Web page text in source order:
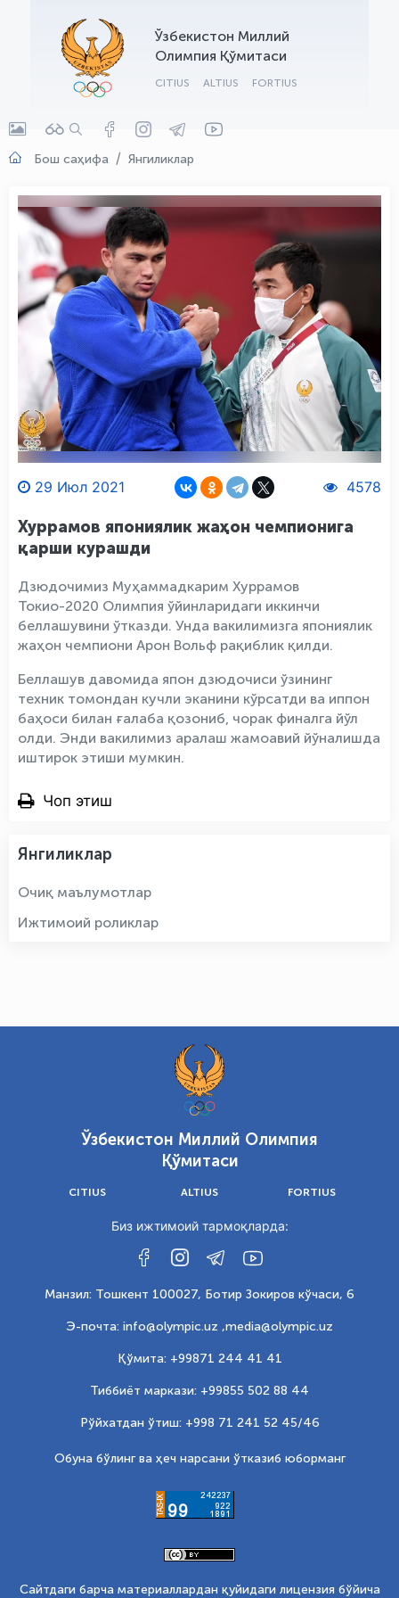
Ўзбекистон Миллий
Олимпия Қўмитаси
CITIUS ALTIUS FORTIUS
Бош саҳифа Янгиликлар
29 Июл 2021 4578
Хуррамов япониялик жаҳон чемпионига
қарши курашди
Дзюдочимиз Муҳаммадкарим Хуррамов
Токио-2020 Олимпия ўйинларидаги иккинчи
беллашувини ўтказди. Унда вакилимизга япониялик
жаҳон чемпиони Арон Вольф рақиблик қилди.
Беллашув давомида япон дзюдочиси ўзининг
техник томондан кучли эканини кўрсатди ва иппон
баҳоси билан ғалаба қозониб, чорак финалга йўл
олди. Энди вакилимиз аралаш жамоавий йўналишда
иштирок этиши мумкин.
Чоп этиш
Янгиликлар
Очиқ маълумотлар
Ижтимоий роликлар
Ўзбекистон Миллий Олимпия
Қўмитаси
CITIUS ALTIUS FORTIUS
Биз ижтимоий тармоқларда:
Манзил: Тошкент 100027, Ботир Зокиров кўчаси, 6
Э-почта: info@olympic.uz ,media@olympic.uz
Қўмита: +99871 244 41 41
Тиббиёт маркази: +99855 502 88 44
Рўйхатдан ўтиш: +998 71 241 52 45/46
Обуна бўлинг ва ҳеч нарсани ўтказиб юборманг
Сайтдаги барча материаллардан қуйидаги лицензия бўйича
OLYMPCHIK AI - yordamchi
Онлайн · olympic.uz